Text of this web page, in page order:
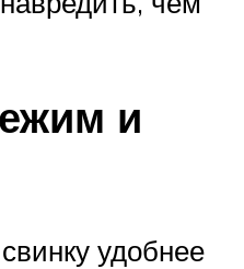
и
удобнее